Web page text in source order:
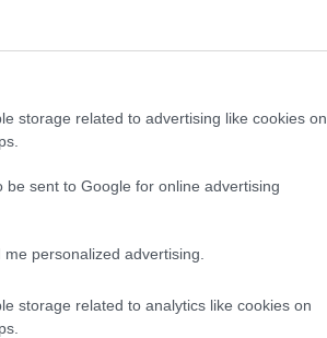
storage related to advertising like cookies on
be sent to Google for online advertising
personalized advertising.
storage related to analytics like cookies on